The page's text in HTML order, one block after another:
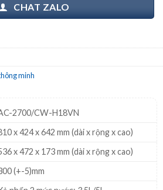
CHAT ZALO
minh
2700/CW-H18VN
x 424 x 642 mm (dài x rộng x cao)
x 472 x 173 mm (dài x rộng x cao)
(+-5)mm